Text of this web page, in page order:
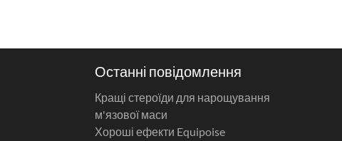
Останні повідомлення
Кращі стероїди для нарощування
м'язової маси
Хороші ефекти Equipoise